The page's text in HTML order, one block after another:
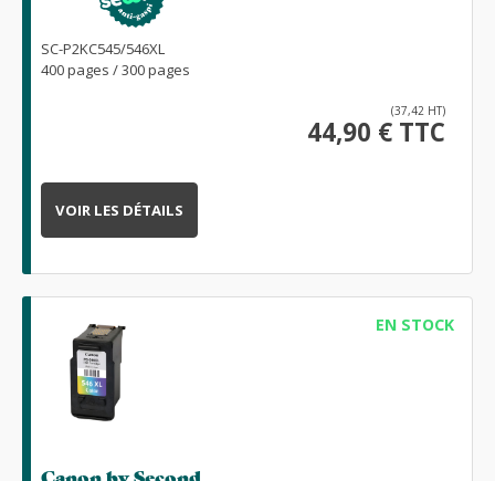
SC-P2KC545/546XL
400 pages / 300 pages
(37,42 HT)
44,90 € TTC
VOIR LES DÉTAILS
EN STOCK
Canon by Second